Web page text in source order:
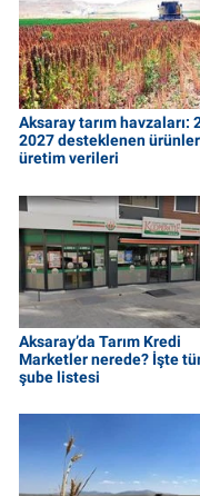
Aksaray tarım havzaları:
2027 desteklenen
üretim verileri
Aksaray’da Tarım Kredi
Marketler nerede? İşte
şube listesi